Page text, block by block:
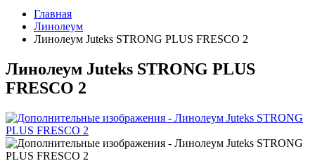
Главная
Линолеум
Линолеум Juteks STRONG PLUS FRESCO 2
Линолеум Juteks STRONG PLUS
FRESCO 2